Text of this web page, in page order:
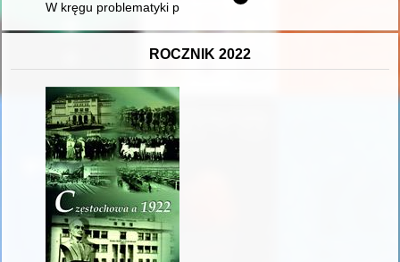
W kręgu problematyki pamiętników z podróży po Europie
ROCZNIK 2022